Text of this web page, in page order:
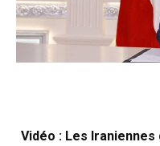
Vidéo : Les